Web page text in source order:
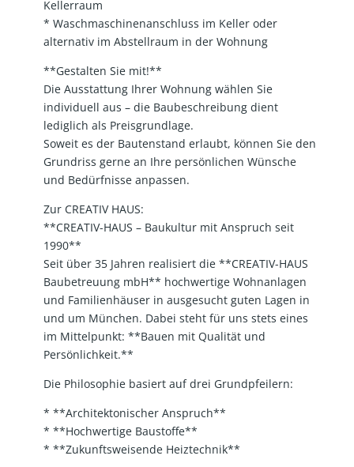
Kellerraum
* Waschmaschinenanschluss im Keller oder
alternativ im Abstellraum in der Wohnung
**Gestalten Sie mit!**
Die Ausstattung Ihrer Wohnung wählen Sie
individuell aus – die Baubeschreibung dient
lediglich als Preisgrundlage.
Soweit es der Bautenstand erlaubt, können Sie den
Grundriss gerne an Ihre persönlichen Wünsche
und Bedürfnisse anpassen.
Zur CREATIV HAUS:
**CREATIV-HAUS – Baukultur mit Anspruch seit
1990**
Seit über 35 Jahren realisiert die **CREATIV-HAUS
Baubetreuung mbH** hochwertige Wohnanlagen
und Familienhäuser in ausgesucht guten Lagen in
und um München. Dabei steht für uns stets eines
im Mittelpunkt: **Bauen mit Qualität und
Persönlichkeit.**
Die Philosophie basiert auf drei Grundpfeilern:
* **Architektonischer Anspruch**
* **Hochwertige Baustoffe**
* **Zukunftsweisende Heiztechnik**